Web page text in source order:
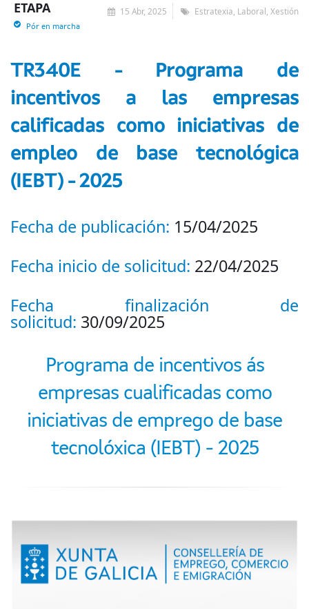
15 Abr, 2025 Estratexia, Laboral, Xestión
ETAPA
Pór en marcha
TR340E - Programa de
incentivos a las empresas
calificadas como iniciativas de
empleo de base tecnológica
(IEBT) - 2025
Fecha de publicación: 15/04/2025
Fecha inicio de solicitud: 22/04/2025
Fecha finalización de
solicitud: 30/09/2025
Programa de incentivos ás
empresas cualificadas como
iniciativas de emprego de base
tecnolóxica (IEBT) - 2025